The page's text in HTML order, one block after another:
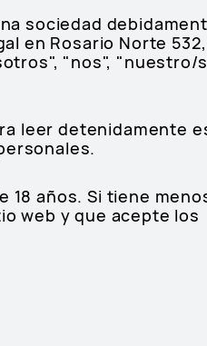
sociedad
en Rosario Norte
"nos", "nuestro/
leer detenidamente
años. Si tiene
web y que acepte los